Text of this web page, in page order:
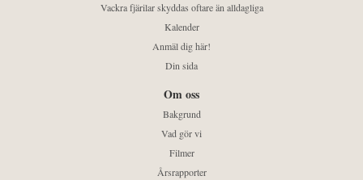
Vackra fjärilar skyddas oftare än alldagliga
Kalender
Anmäl dig här!
Din sida
Om oss
Bakgrund
Vad gör vi
Filmer
Årsrapporter